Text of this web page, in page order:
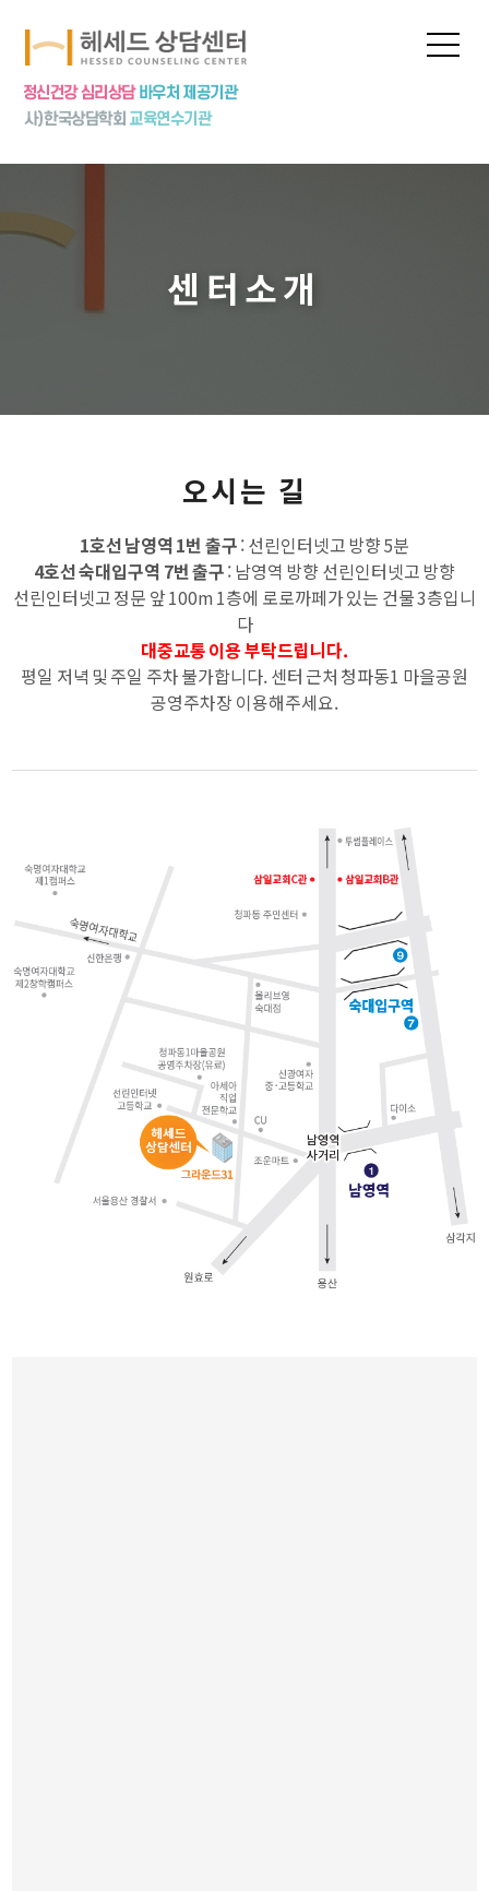
프로그램
심리상담
놀이치료
집단상담
상담신청
센터소개
오시는 길
1호선 남영역 1번 출구: 선린인터넷고 방향 5분
4호선 숙대입구역 7번 출구: 남영역 방향 선린인터넷고 방향
선린인터넷고 정문 앞 100m 1층에 로로까페가 있는 건물 3층입니
다
대중교통 이용 부탁드립니다.
평일 저녁 및 주일 주차 불가합니다. 센터 근처 청파동1 마을공원
공영주차장 이용해주세요.